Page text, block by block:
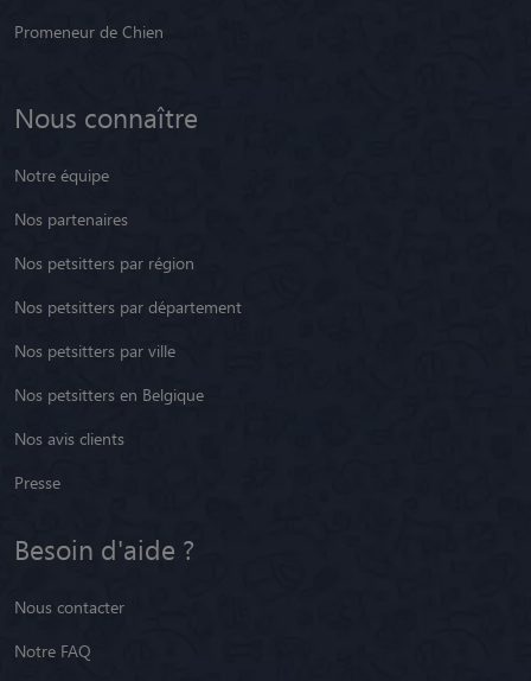
Promeneur de Chien
Nous connaître
Notre équipe
Nos partenaires
Nos petsitters par région
Nos petsitters par département
Nos petsitters par ville
Nos petsitters en Belgique
Nos avis clients
Presse
Besoin d'aide ?
Nous contacter
Notre FAQ